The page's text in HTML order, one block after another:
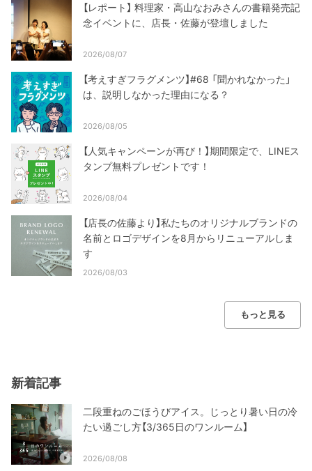
【レポート】 料理家・高山なおみさんの書籍発売記
念イベントに、店長・佐藤が登壇しました
2026/08/07
【考えすぎフラグメンツ】#68 「聞かれなかった」
は、説明しなかった理由になる？
2026/08/05
【人気キャンペーンが再び！】期間限定で、LINEス
タンプ無料プレゼントです！
2026/08/04
【店長の佐藤より】私たちのオリジナルブランドの
名前とロゴデザインを8月からリニューアルしま
す
2026/08/03
もっと見る
新着記事
二段重ねのごほうびアイス。じっとり暑い日の冷
たい過ごし方【3/365日のワンルーム】
2026/08/08